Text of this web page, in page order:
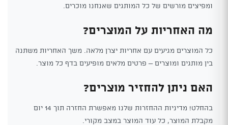
ומפיצים מורשים של כל המותגים שאנחנו מוכרים.
מה האחריות על המוצרים?
כל המוצרים מגיעים עם אחריות יצרן מלאה. משך האחריות משתנה
בין מותגים ומוצרים – פרטים מלאים מופיעים בדף כל מוצר.
האם ניתן להחזיר מוצרים?
בהחלט! מדיניות ההחזרות שלנו מאפשרת החזרה תוך 14 יום
מקבלת המוצר, כל עוד המוצר במצב מקורי.